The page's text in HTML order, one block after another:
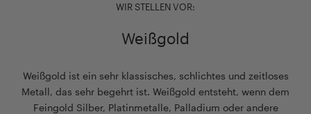
WIR STELLEN VOR:
Weißgold
Weißgold ist ein sehr klassisches, schlichtes und zeitloses
Metall, das sehr begehrt ist. Weißgold entsteht, wenn dem
Feingold Silber, Platinmetalle, Palladium oder andere